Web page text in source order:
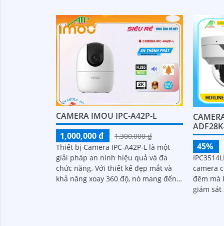
CAMERA IMOU IPC-A42P-L
1,000,000 ₫
1,300,000 ₫
Thiết bị Camera IPC-A42P-L là một
giải pháp an ninh hiệu quả và đa
chức năng. Với thiết kế đẹp mắt và
khả năng xoay 360 độ, nó mang đến
45%
camera
đêm mà
giám sát